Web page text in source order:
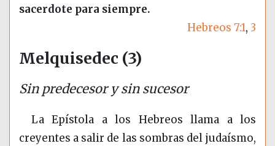
sacerdote para siempre.
Hebreos 7:1, 3
Melquisedec (3)
Sin predecesor y sin sucesor
La Epístola a los Hebreos llama a los
creyentes a salir de las sombras del judaísmo,